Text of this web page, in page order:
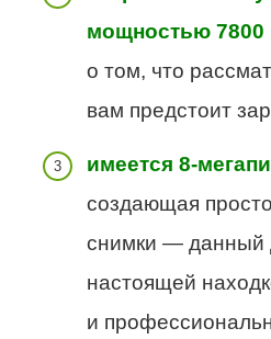
мощностью 7800
о том, что
вам предстоит
имеется 8-
создающая
снимки — данный
настоящей
и